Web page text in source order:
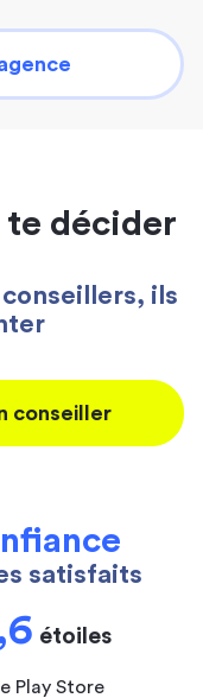
te décider
conseillers, ils
conseiller
satisfaits
étoiles
Play Store